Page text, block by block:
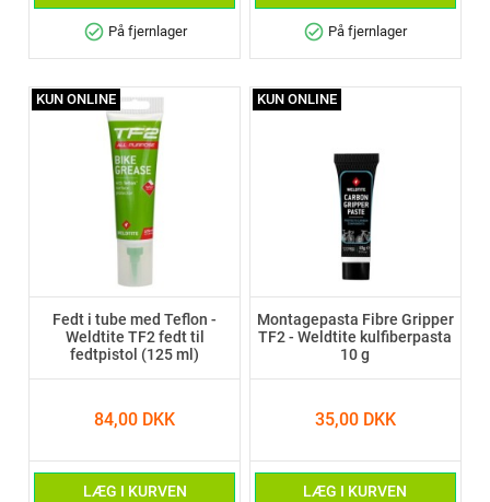
check_circle På fjernlager check_circle På fjernlager
Fedt i tube med Teflon -
Weldtite TF2 fedt til
fedtpistol (125 ml)
84,00 DKK
LÆG I KURVEN
KUN ONLINE
Montagepasta Fibre Gripper
TF2 - Weldtite kulfiberpasta
10 g
35,00 DKK
LÆG I KURVEN
KUN ONLINE